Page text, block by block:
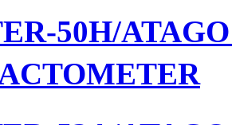
50H/